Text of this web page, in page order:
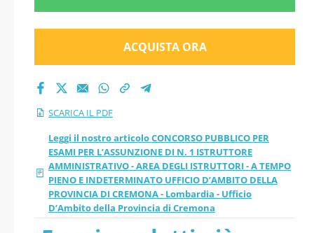
TEMPO PIENO E
INDETERMINATO
UFFICIO D’AMBITO
DELLA PROVINCIA DI
CREMONA -
Lombardia - Ufficio
TEMPO PIENO E
INDETERMINATO UFFICIO
D’AMBITO DELLA
PROVINCIA DI CREMONA -
Lombardia - Ufficio
D’Ambito della Provincia
di Cremona - PDF
ACQUISTA ORA
SCARICA IL PDF
Leggi il nostro articolo CONCORSO PUBBLICO PER
ESAMI PER L’ASSUNZIONE DI N. 1 ISTRUTTORE
AMMINISTRATIVO - AREA DEGLI ISTRUTTORI - A TEMPO
PIENO E INDETERMINATO UFFICIO D’AMBITO DELLA
PROVINCIA DI CREMONA - Lombardia - Ufficio
D’Ambito della Provincia di Cremona